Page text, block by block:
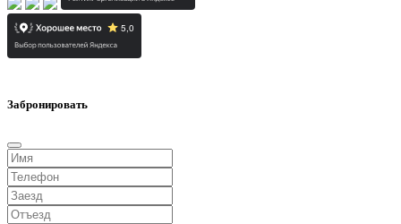
Забронировать